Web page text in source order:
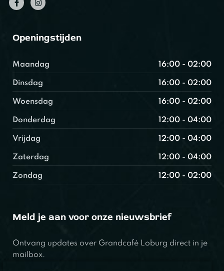
Openingstijden
Maandag 16:00 - 02:00
Dinsdag 16:00 - 02:00
Woensdag 16:00 - 02:00
Donderdag 12:00 - 04:00
Vrijdag 12:00 - 04:00
Zaterdag 12:00 - 04:00
Zondag 12:00 - 02:00
Meld je aan voor onze nieuwsbrief
Ontvang updates over Grandcafé Loburg direct in je
mailbox.